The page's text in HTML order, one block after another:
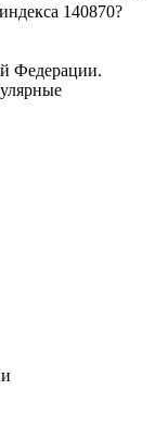
140870?
Федерации.